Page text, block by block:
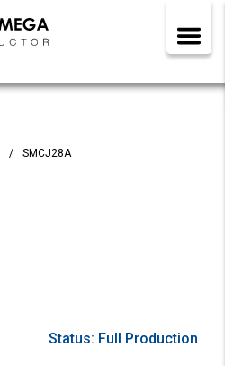
SMCJ28A
Status: Full Production